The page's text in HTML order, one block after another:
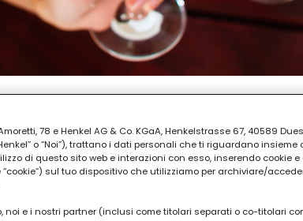
78 e Henkel AG & Co. KGaA, Henkelstrasse 67, 40589
o “Noi”), trattano i dati personali che ti riguardano
di questo sito web e interazioni con esso, inserendo cookie
sul tuo dispositivo che utilizziamo per archiviare/
noi e i nostri partner (inclusi come titolari separati o co-titolari